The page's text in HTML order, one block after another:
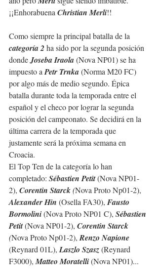
¡¡Enhorabuena Christian Merli!!
Como siempre la principal batalla de la
categoría 2 ha sido por la segunda posición
donde Joseba Iraola (Nova NP01) se ha
impuesto a Petr Trnka (Norma M20 FC)
por algo más de medio segundo. Épica
batalla durante toda la temporada entre el
español y el checo por lograr la segunda
posición del campeonato. Se decidirá en la
última carrera de la temporada que
justamente será la próxima semana en
Croacia.
El Top Ten de la categoría lo han
completado: Sébastien Petit (Nova NP01-
2), Corentin Starck (Nova Proto Np01-2),
Alexander Hin (Osella FA30), Fausto
Bormolini (Nova Proto NP01 C), Sébastien
Petit (Nova NP01-2), Corentin Starck
(Nova Proto Np01-2), Renzo Napione
(Reynard 01L), Laszlo Szasz (Reynard
F3000), Matteo Moratelli (Nova NP01)...